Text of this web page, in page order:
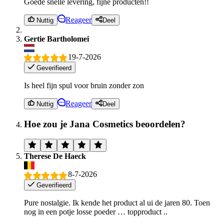
Nuttig Reageer Deel
Gertie Bartholomei
19-7-2026
Geverifieerd
Is heel fijn spul voor bruin zonder zon
Nuttig Reageer Deel
Hoe zou je Jana Cosmetics beoordelen?
Therese De Haeck
8-7-2026
Geverifieerd
Pure nostalgie. Ik kende het product al ui de jaren 80. Toen
nog in een potje losse poeder … topproduct ..